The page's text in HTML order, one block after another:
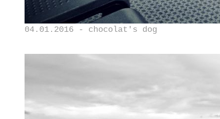
04.01.2016 - chocolat's dog